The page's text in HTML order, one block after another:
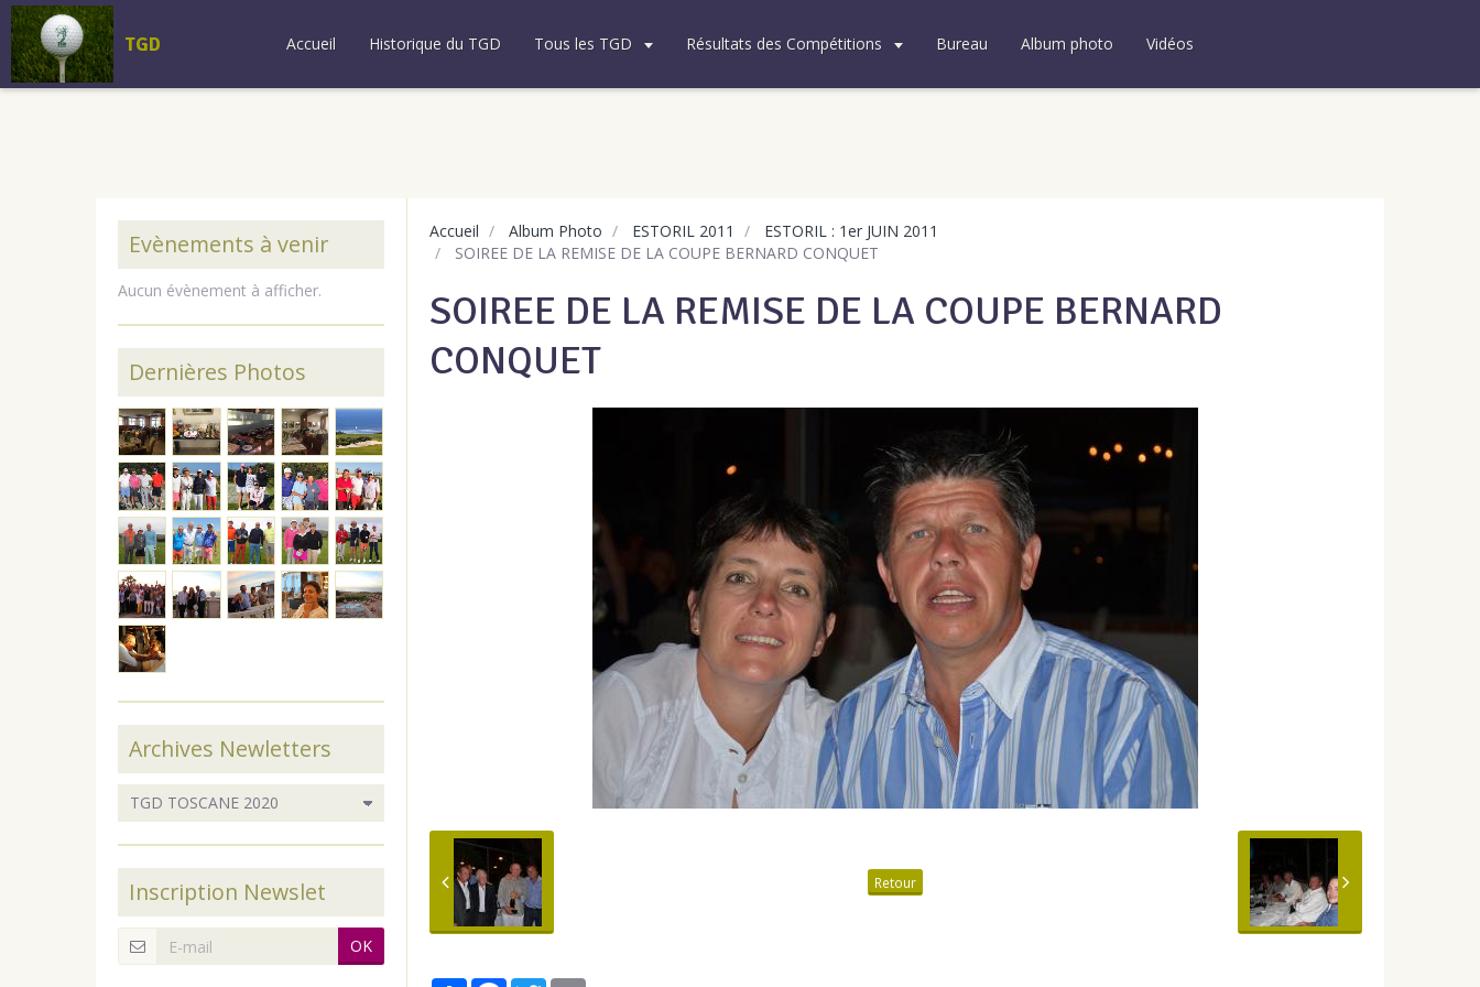
TGD Accueil Historique du TGD Tous les TGD Résultats des Compétitions Bureau Album photo Vidéos
Accueil Album Photo ESTORIL 2011
ESTORIL : 1er JUIN 2011
SOIREE DE LA REMISE DE LA COUPE BERNARD CONQUET
SOIREE DE LA REMISE DE LA COUPE BERNARD
CONQUET
Retour
Evènements à venir
Aucun évènement à afficher.
Dernières Photos
Archives Newletters
Inscription Newslet
OK